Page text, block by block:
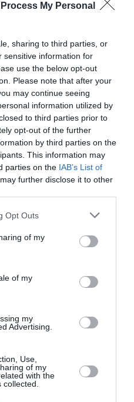
My Personal
sharing to third parties, or
sensitive information for
use the below opt-out
Please note that after your
may continue seeing
information utilized by
to third parties prior to
opt-out of the further
by third parties on the
This information may
parties on the IAB’s List of
further disclose it to other
Opt Outs
of my
of my
my
Advertising.
Use,
of my
with the
-aggiunge il
gia’
dei
del ‘butta a mare il
una violazione del
europee e
oltre che dalla stessa
in versione italiana,